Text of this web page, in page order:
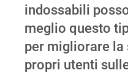
indossabili
meglio questo
per migliorare
propri utenti